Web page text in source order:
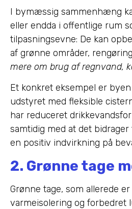
I bymæssig sammenhæng
eller endda i offentlige rum
tilpasningsevne: De kan
af grønne områder,
mere om brug af regnvand,
Et konkret eksempel er
udstyret med fleksible
har reduceret
samtidig med at det
en positiv indvirkning på
2. Grønne tage
Grønne tage, som allerede
varmeisolering og forbedret